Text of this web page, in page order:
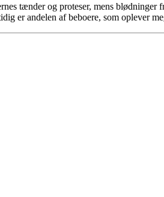
tænder og proteser, mens blødninger
er andelen af beboere, som oplever